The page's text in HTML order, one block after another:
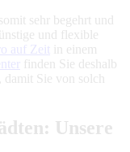
sehr begehrt und
und flexible
auf Zeit
in einem
finden Sie deshalb
Sie von solch
Unsere